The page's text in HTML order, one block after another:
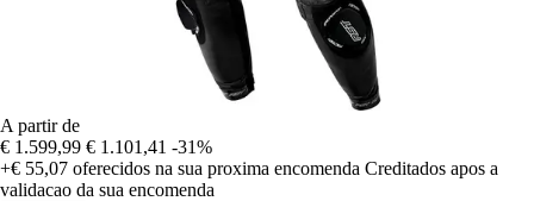
A partir de
€ 1.599,99 € 1.101,41 -31%
+€ 55,07 oferecidos na sua proxima encomenda Creditados apos a
validacao da sua encomenda